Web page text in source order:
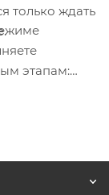
только ждать
этапам: